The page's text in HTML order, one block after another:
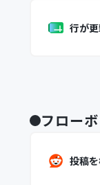
行が
フロー
投稿